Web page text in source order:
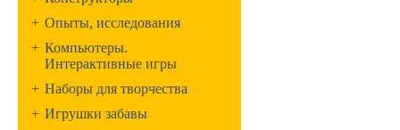
+ Опыты, исследования
+ Компьютеры.
Интерактивные игры
+ Наборы для творчества
+ Игрушки забавы